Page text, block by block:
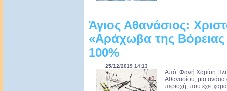
Άγιος Αθανάσιος:
«Αράχωβα της
100%
25/12/2019 14:13
Από Φανή Χαρίση
Αθανασίου, μια ανάσα
περιοχή, που έχει